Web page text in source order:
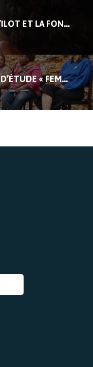
RAPPORT ANNUEL 2025 : L’ILOT ET LA FONDATION ROI BAUDOUIN APPELLENT À DES RÉPONSES STRUCTURELLES FACE AU SANS-ABRISME
RETOUR SUR LA JOURNÉE D’ÉTUDE « FEMMES, PRÉCARITÉ ET TRAVAIL SOCIAL »